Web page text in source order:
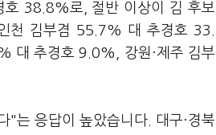
호 38.8%로, 절반 이상이 김 후보
천 김부겸 55.7% 대 추경호 33.
대 추경호 9.0%, 강원·제주 김부
"는 응답이 높았습니다. 대구·경북